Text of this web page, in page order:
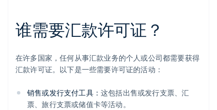
谁需要汇款许可证？
在许多国家，任何从事汇款业务的个人或公司都需要获得
汇款许可证。以下是一些需要许可证的活动：
销售或发行支付工具： 这包括出售或发行支票、汇
票、旅行支票或储值卡等活动。